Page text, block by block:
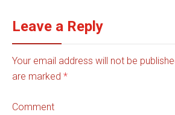
Leave a Reply
Your email address will not be
are marked *
Comment